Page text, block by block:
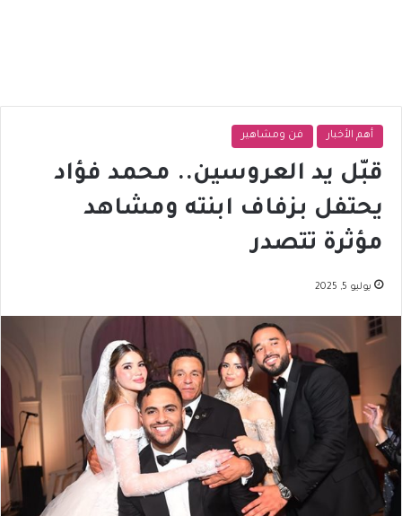
أهم الأخبار فن ومشاهير
قبّل يد العروسين.. محمد فؤاد
يحتفل بزفاف ابنته ومشاهد
مؤثرة تتصدر
يوليو 5, 2025